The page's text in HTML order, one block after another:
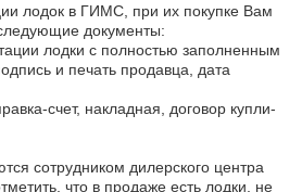
лодок в ГИМС, при их покупке Вам
документы:
лодки с полностью заполненным
и печать продавца, дата
счет, накладная, договор купли-
сотрудником дилерского центра
что в продаже есть лодки, не